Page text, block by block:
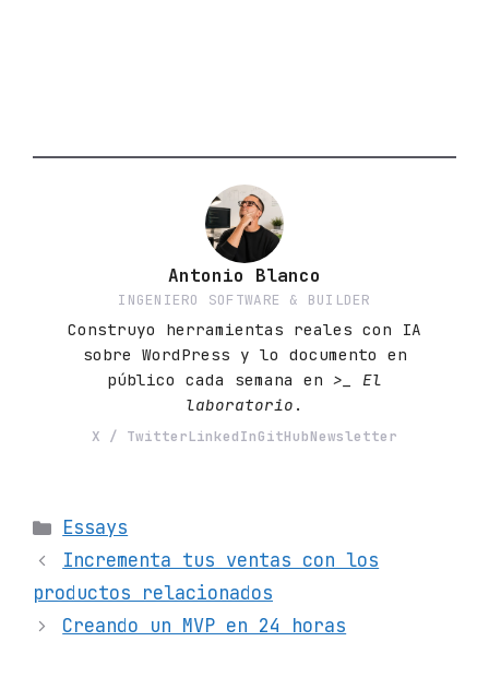
Antonio Blanco
INGENIERO SOFTWARE & BUILDER
Construyo herramientas reales con IA
sobre WordPress y lo documento en
público cada semana en >_ El
laboratorio .
X / TwitterLinkedInGitHubNewsletter
Categorías
Essays
Incrementa tus ventas con los
productos relacionados
Creando un MVP en 24 horas